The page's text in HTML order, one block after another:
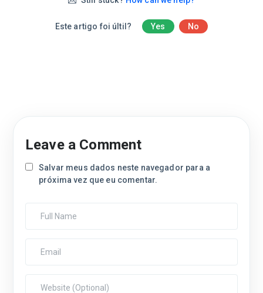
Este artigo foi últil? Yes No
Leave a Comment
Salvar meus dados neste navegador para a
próxima vez que eu comentar.